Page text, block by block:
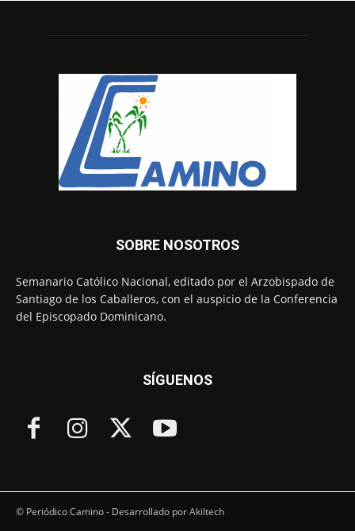
SOBRE NOSOTROS
Semanario Católico Nacional, editado por el Arzobispado de
Santiago de los Caballeros, con el auspicio de la Conferencia
del Episcopado Dominicano.
SÍGUENOS
© Periódico Camino - Desarrollado por Akiltech